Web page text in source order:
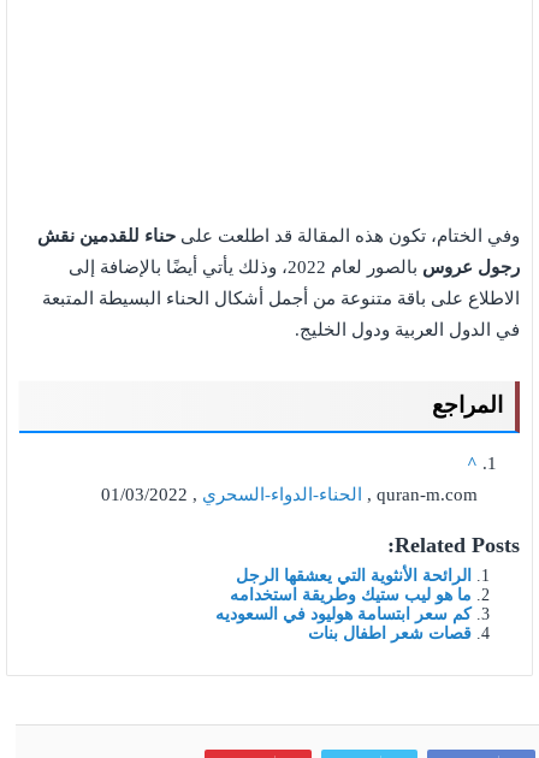
وفي الختام، تكون هذه المقالة قد اطلعت على حناء للقدمين نقش
رجول عروس
بالصور لعام 2022، وذلك يأتي أيضًا بالإضافة إلى
الاطلاع على باقة متنوعة من أجمل أشكال الحناء البسيطة المتبعة
في الدول العربية ودول الخليج.
المراجع
^
quran-m.com ,
الحناء-الدواء-السحري , 01/03/2022
Related Posts:
الرائحة الأنثوية التي يعشقها الرجل
ما هو ليب ستيك وطريقة استخدامه
كم سعر ابتسامة هوليود في السعوديه
قصات شعر اطفال بنات